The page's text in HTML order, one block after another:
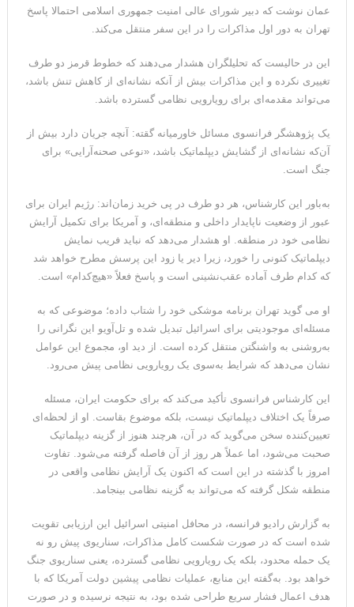
عمان نوشت که دبیر شورای عالی امنیت جمهوری اسلامی احتمالا پاسخ
تهران به دور اول مذاکرات را در این سفر منتقل می‌کند.
این در حالیست که تحلیلگران هشدار می‌دهند که خطوط قرمز دو طرف
تغییری نکرده و این مذاکرات بیش از آنکه نشانه‌ای از کاهش تنش باشد،
می‌تواند مقدمه‌ای برای رویارویی نظامی گسترده باشد.
یک پژوهشگر فرانسوی مسائل خاورمیانه گقته: آنچه جریان دارد بیش از
آن‌که نشانه‌ای از گشایش دیپلماتیک باشد، «نوعی صحنه‌آرایی» برای
جنگ است.
به‌باور این کارشناس، هر دو طرف در پی خرید زمان‌اند: رژیم ایران برای
عبور از وضعیت ناپایدار داخلی و منطقه‌ای، و آمریکا برای تکمیل آرایش
نظامی خود در منطقه. او هشدار می‌دهد که نباید فریب نمایش
دیپلماتیک کنونی را خورد، زیرا دیر یا زود این پرسش مطرح خواهد شد
که کدام طرف آماده عقب‌نشینی است و پاسخ فعلاً «هیچ‌کدام» است.
او می گوید تهران برنامه موشکی خود را شتاب داده؛ موضوعی که به
مسئله‌ای موجودیتی برای اسرائیل تبدیل شده و تل‌آویو این نگرانی را
به‌روشنی به واشنگتن منتقل کرده است. از دید او، مجموع این عوامل
نشان می‌دهد که شرایط به‌سوی یک رویارویی نظامی پیش می‌رود.
این کارشناس فرانسوی تأکید می‌کند که برای حکومت ایران، مسئله
صرفاً یک اختلاف دیپلماتیک نیست، بلکه موضوع بقاست. او از لحظه‌ای
تعیین‌کننده سخن می‌گوید که در آن، هرچند هنوز از گزینه دیپلماتیک
صحبت می‌شود، اما عملاً هر روز از آن فاصله گرفته می‌شود. تفاوت
امروز با گذشته در این است که اکنون یک آرایش نظامی واقعی در
منطقه شکل گرفته که می‌تواند به گزینه نظامی بینجامد.
به گزارش رادیو فرانسه، در محافل امنیتی اسرائیل این ارزیابی تقویت
شده است که در صورت شکست کامل مذاکرات، سناریوی پیش رو نه
یک حمله محدود، بلکه یک رویارویی نظامی گسترده، یعنی سناریوی جنگ
خواهد بود. به‌گفته این منابع، عملیات نظامی پیشین دولت آمریکا که با
هدف اعمال فشار سریع طراحی شده بود، به نتیجه نرسیده و در صورت